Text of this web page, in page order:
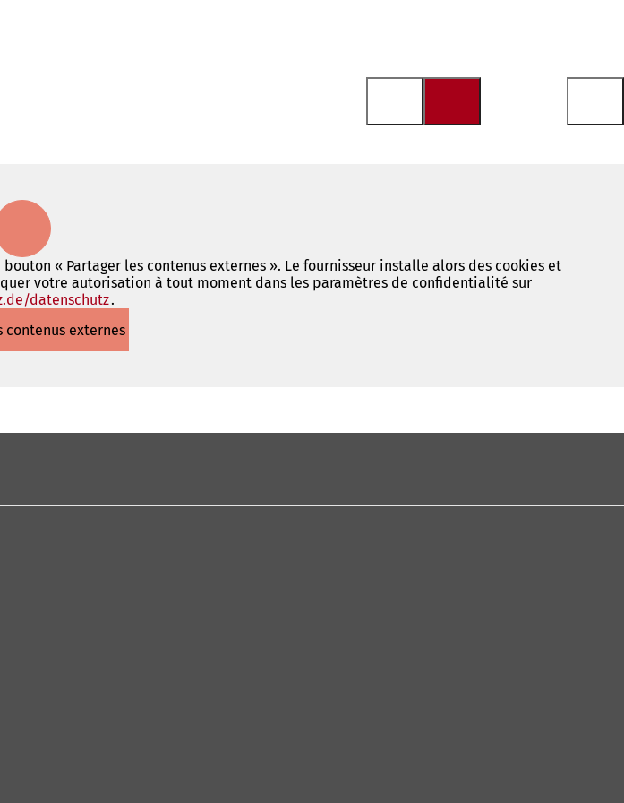
« Partager les contenus externes ». Le fournisseur installe alors des cookies et
votre autorisation à tout moment dans les paramètres de confidentialité sur
datenschutz(S'ouvre
un
nouvel
.
contenus externes